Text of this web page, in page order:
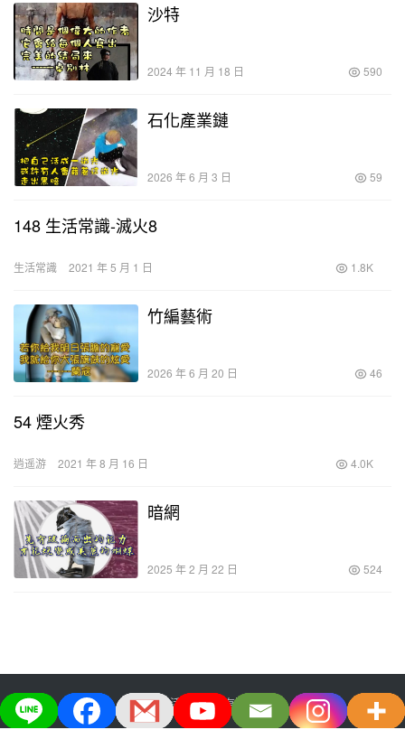
沙特
2024 年 11 月 18 日 590
石化產業鏈
2026 年 6 月 3 日 59
148 生活常識-滅火8
生活常識 2021 年 5 月 1 日 1.8K
竹編藝術
2026 年 6 月 20 日 46
54 煙火秀
逍遥游 2021 年 8 月 16 日 4.0K
暗網
2025 年 2 月 22 日 524
大宅生活美学股份有限公司